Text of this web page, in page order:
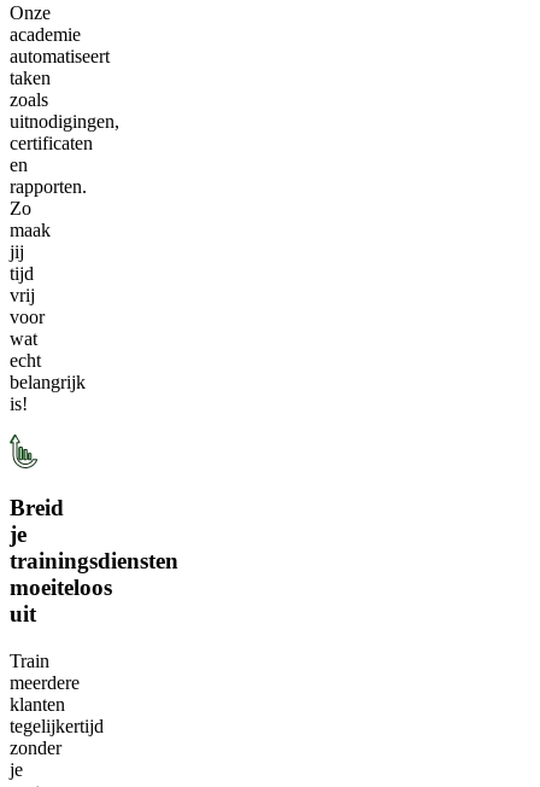
Onze
academie
automatiseert
taken
zoals
uitnodigingen,
certificaten
en
rapporten.
Zo
maak
jij
tijd
vrij
voor
wat
echt
belangrijk
is!
Breid
je
trainingsdiensten
moeiteloos
uit
Train
meerdere
klanten
tegelijkertijd
zonder
je